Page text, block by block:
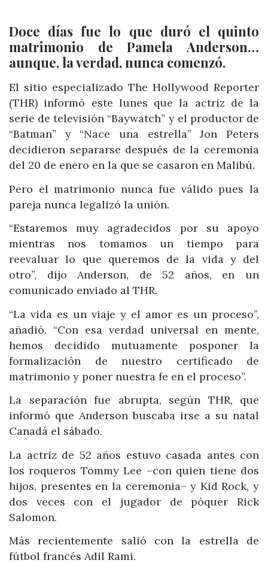
Doce días fue lo que duró el quinto
matrimonio de Pamela Anderson…
aunque, la verdad, nunca comenzó.
El sitio especializado The Hollywood Reporter
(THR) informó este lunes que la actriz de la
serie de televisión “Baywatch” y el productor de
“Batman” y “Nace una estrella” Jon Peters
decidieron separarse después de la ceremonia
del 20 de enero en la que se casaron en Malibú.
Pero el matrimonio nunca fue válido pues la
pareja nunca legalizó la unión.
“Estaremos muy agradecidos por su apoyo
mientras nos tomamos un tiempo para
reevaluar lo que queremos de la vida y del
otro”, dijo Anderson, de 52 años, en un
comunicado enviado al THR.
“La vida es un viaje y el amor es un proceso”,
añadió. “Con esa verdad universal en mente,
hemos decidido mutuamente posponer la
formalización de nuestro certificado de
matrimonio y poner nuestra fe en el proceso”.
La separación fue abrupta, según THR, que
informó que Anderson buscaba irse a su natal
Canadá el sábado.
La actriz de 52 años estuvo casada antes con
los roqueros Tommy Lee –con quien tiene dos
hijos, presentes en la ceremonia– y Kid Rock, y
dos veces con el jugador de póquer Rick
Salomon.
Más recientemente salió con la estrella de
fútbol francés Adil Rami.